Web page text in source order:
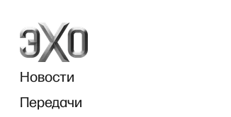
Новости
Передачи